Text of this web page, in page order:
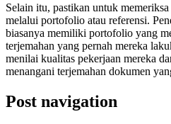
Selain itu, pastikan untuk
melalui portofolio atau referensi.
biasanya memiliki portofolio yang
terjemahan yang pernah mereka
menilai kualitas pekerjaan mereka
menangani terjemahan dokumen
Post navigation